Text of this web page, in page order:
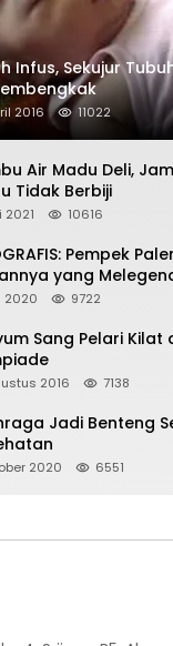
Infus, Sekujur
2016 11022
Air Madu Deli,
Tidak Berbiji
2021 10616
Pempek
yang
2020 9722
Sang Pelari Kilat
2016 7138
Jadi Benteng
2020 6551